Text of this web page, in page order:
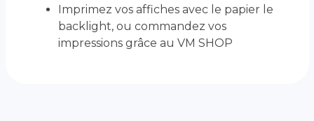
Imprimez vos affiches avec le papier le
backlight, ou commandez vos
impressions grâce au VM SHOP